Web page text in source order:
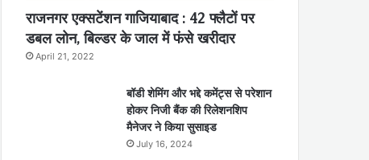
राजनगर एक्सटेंशन गाजियाबाद : 42 फ्लैटों पर
डबल लोन, बिल्डर के जाल में फंसे खरीदार
April 21, 2022
बॉडी शेमिंग और भद्दे कमेंट्स से परेशान
होकर निजी बैंक की रिलेशनशिप
मैनेजर ने किया सुसाइड
July 16, 2024